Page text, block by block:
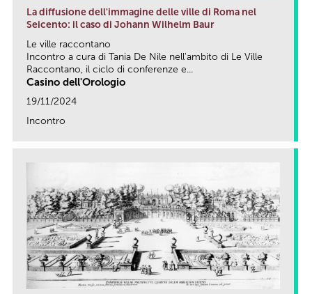
La diffusione dell'immagine delle ville di Roma nel
Seicento: il caso di Johann Wilhelm Baur
Le ville raccontano
Incontro a cura di Tania De Nile nell'ambito di Le Ville
Raccontano, il ciclo di conferenze e...
Casino dell'Orologio
19/11/2024
Incontro